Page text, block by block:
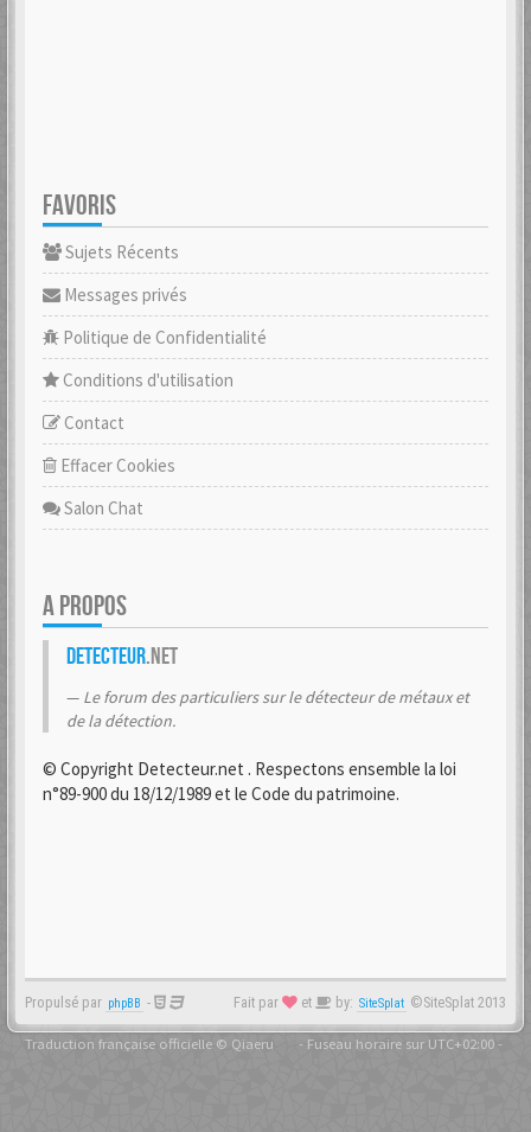
FAVORIS
Sujets Récents
Messages privés
Politique de Confidentialité
Conditions d'utilisation
Contact
Effacer Cookies
Salon Chat
A PROPOS
Detecteur.net
Le forum des particuliers sur le détecteur de métaux et
de la détection.
© Copyright Detecteur.net . Respectons ensemble la loi
n°89-900 du 18/12/1989 et le Code du patrimoine.
Propulsé par phpBB - Fait par et by: SiteSplat ©SiteSplat 2013
Traduction française officielle © Qiaeru - Fuseau horaire sur UTC+02:00 -